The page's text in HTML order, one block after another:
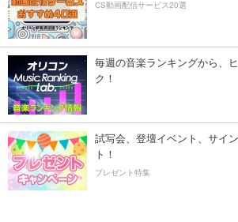
CS動画配信サービス20選
毎週の音楽ランキングから、
ク！
試写会、登壇イベント、サイ
ト！
プレゼント特集